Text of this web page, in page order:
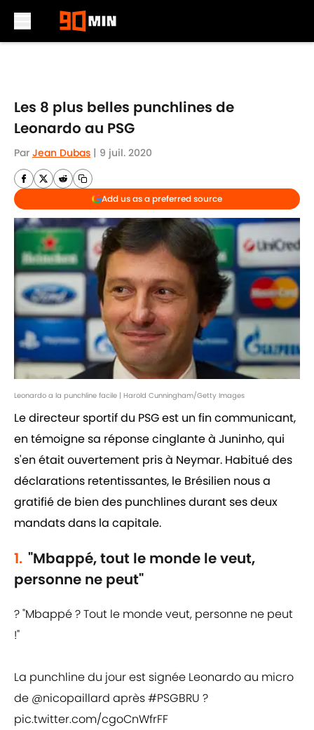
Les 8 plus belles punchlines de
Leonardo au PSG
Par Jean Dubas | 9 juil. 2020
Add us as a preferred source
Leonardo a la punchline facile | Harold Cunningham/Getty Images
Le directeur sportif du PSG est un fin communicant,
en témoigne sa réponse cinglante à Juninho, qui
s'en était ouvertement pris à Neymar. Habitué des
déclarations retentissantes, le Brésilien nous a
gratifié de bien des punchlines durant ses deux
mandats dans la capitale.
1. "Mbappé, tout le monde le veut,
personne ne peut"
?️ "Mbappé ? Tout le monde veut, personne ne peut
!"
La punchline du jour est signée Leonardo au micro
de @nicopaillard après#PSGBRU ?️
pic.twitter.com/cgoCnWfrFF